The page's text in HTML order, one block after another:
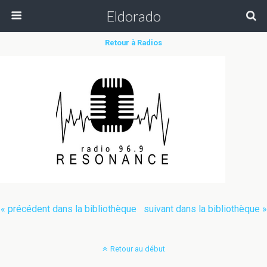
Eldorado
Retour à Radios
« précédent dans la bibliothèque suivant dans la bibliothèque »
Retour au début